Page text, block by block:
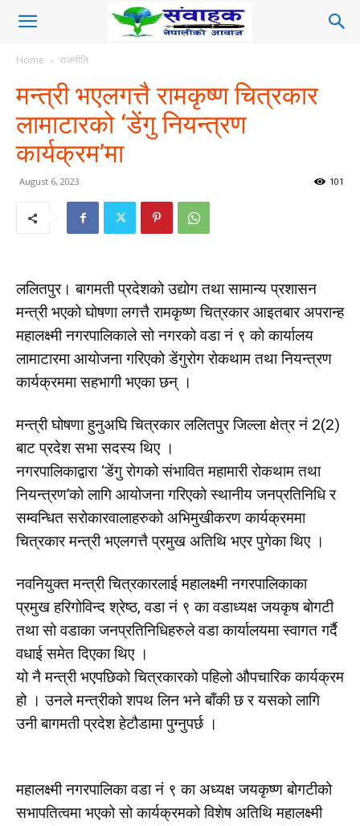
Home राजनीति
मन्त्री भएलगत्तै रामकृष्ण चित्रकार
लामाटारको ‘डेंगु नियन्त्रण
कार्यक्रम’मा
August 6, 2023 101
ललितपुर। बागमती प्रदेशको उद्योग तथा सामान्य प्रशासन
मन्त्री भएको घोषणा लगत्तै रामकृष्ण चित्रकार आइतबार अपरान्ह
महालक्ष्मी नगरपालिकाले सो नगरको वडा नं ९ को कार्यालय
लामाटारमा आयोजना गरिएको डेंगुरोग रोकथाम तथा नियन्त्रण
कार्यक्रममा सहभागी भएका छन् ।
मन्त्री घोषणा हुनुअघि चित्रकार ललितपुर जिल्ला क्षेत्र नं 2(2)
बाट प्रदेश सभा सदस्य थिए ।
नगरपालिकाद्वारा ‘डेंगु रोगको संभावित महामारी रोकथाम तथा
नियन्त्रण’को लागि आयोजना गरिएको स्थानीय जनप्रतिनिधि र
सम्वन्धित सरोकारवालाहरुको अभिमुखीकरण कार्यक्रममा
चित्रकार मन्त्री भएलगत्तै प्रमुख अतिथि भएर पुगेका थिए ।
नवनियुक्त मन्त्री चित्रकारलाई महालक्ष्मी नगरपालिकाका
प्रमुख हरिगोविन्द श्रेष्ठ, वडा नं ९ का वडाध्यक्ष जयकृष बोगटी
तथा सो वडाका जनप्रतिनिधिहरुले वडा कार्यालयमा स्वागत गर्दै
वधाई समेत दिएका थिए ।
यो नै मन्त्री भएपछिको चित्रकारको पहिलो औपचारिक कार्यक्रम
हो । उनले मन्त्रीको शपथ लिन भने बाँकी छ र यसको लागि
उनी बागमती प्रदेश हेटौडामा पुग्नुपर्छ ।
महालक्ष्मी नगरपालिका वडा नं ९ का अध्यक्ष जयकृष्ण बोगटीको
सभापतित्वमा भएको सो कार्यक्रमको विशेष अतिथि महालक्ष्मी